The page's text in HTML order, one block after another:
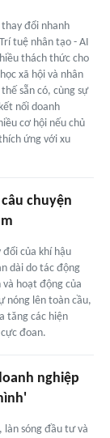
đổi nhanh
tuệ nhân tạo - AI
thách thức cho
xã hội và nhân
sẵn có, cùng sự
nối doanh
cơ hội nếu chủ
ứng với xu
chuyện
đổi của khí hậu
dài do tác động
hoạt động của
nóng lên toàn cầu,
tăng các hiện
đoan.
nghiệp
làn sóng đầu tư và